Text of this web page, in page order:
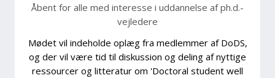
Åbent for alle med interesse i uddannelse af ph.d.-
vejledere
Mødet vil indeholde oplæg fra medlemmer af DoDS,
og der vil være tid til diskussion og deling af nyttige
ressourcer og litteratur om 'Doctoral student well